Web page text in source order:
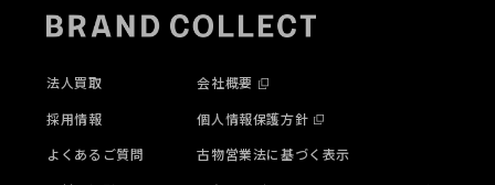
法人買取
採用情報
よくあるご質問
会社概要
個人情報保護方針
古物営業法に基づく表示